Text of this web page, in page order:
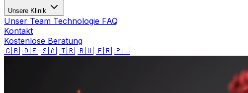
Unsere Klinik
Unser Team Technologie FAQ
Kontakt
Kostenlose Beratung
🇬🇧 🇩🇪 🇸🇦 🇹🇷 🇷🇺 🇫🇷 🇵🇱